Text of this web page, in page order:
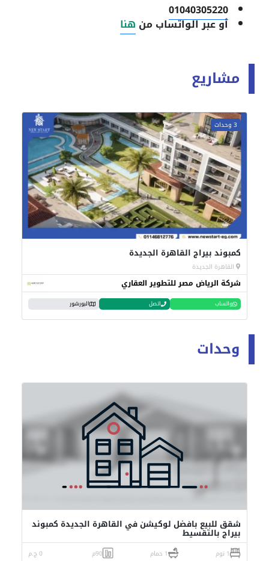
01040305220
أو عبر الواتساب من هنا
مشاريع
3 وحدات
كمبوند بيراج القاهرة الجديدة
القاهرة الجديدة
شركة الرياض مصر للتطوير العقاري
واتساب اتصل البورشور
وحدات
شقق للبيع بافضل لوكيشن في القاهرة الجديدة كمبوند
بيراج بالتقسيط
1 نوم 1 حمام 90م 0 ج.م